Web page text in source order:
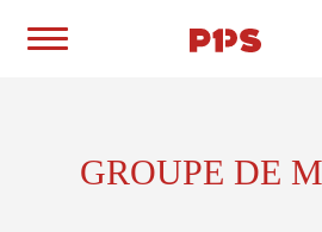
GROUPE DE